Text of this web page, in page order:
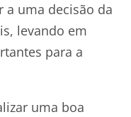
a uma decisão da
levando em
para a
uma boa